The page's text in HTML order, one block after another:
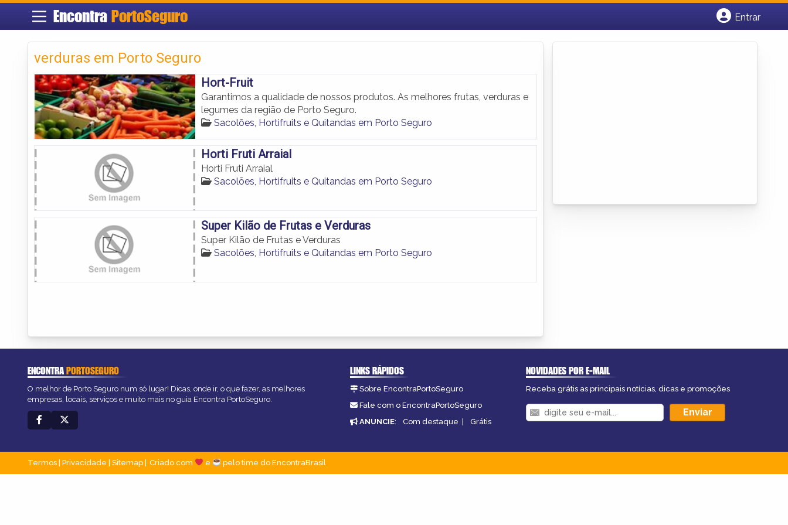
Encontra PortoSeguro
Entrar
verduras em Porto Seguro
Hort-Fruit
Garantimos a qualidade de nossos produtos. As melhores frutas, verduras e
legumes da região de Porto Seguro.
Sacolões, Hortifruits e Quitandas em Porto Seguro
Horti Fruti Arraial
Horti Fruti Arraial
Sacolões, Hortifruits e Quitandas em Porto Seguro
Super Kilão de Frutas e Verduras
Super Kilão de Frutas e Verduras
Sacolões, Hortifruits e Quitandas em Porto Seguro
ENCONTRAPORTOSEGURO
O melhor de Porto Seguro num só lugar! Dicas, onde ir, o que fazer, as melhores
empresas, locais, serviços e muito mais no guia Encontra PortoSeguro.
LINKS RÁPIDOS
Sobre EncontraPortoSeguro
Fale com o EncontraPortoSeguro
ANUNCIE: Com destaque | Grátis
NOVIDADES POR E-MAIL
Receba grátis as principais notícias, dicas e promoções
Termos Privacidade Sitemap Criado com e pelo time do EncontraBrasil